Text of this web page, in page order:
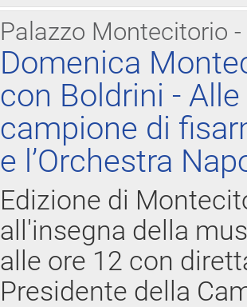
Palazzo Montecitorio
Domenica
con Boldrini -
campione di
e l’Orchestra
Edizione di
all'insegna della
alle ore 12 con
Presidente della